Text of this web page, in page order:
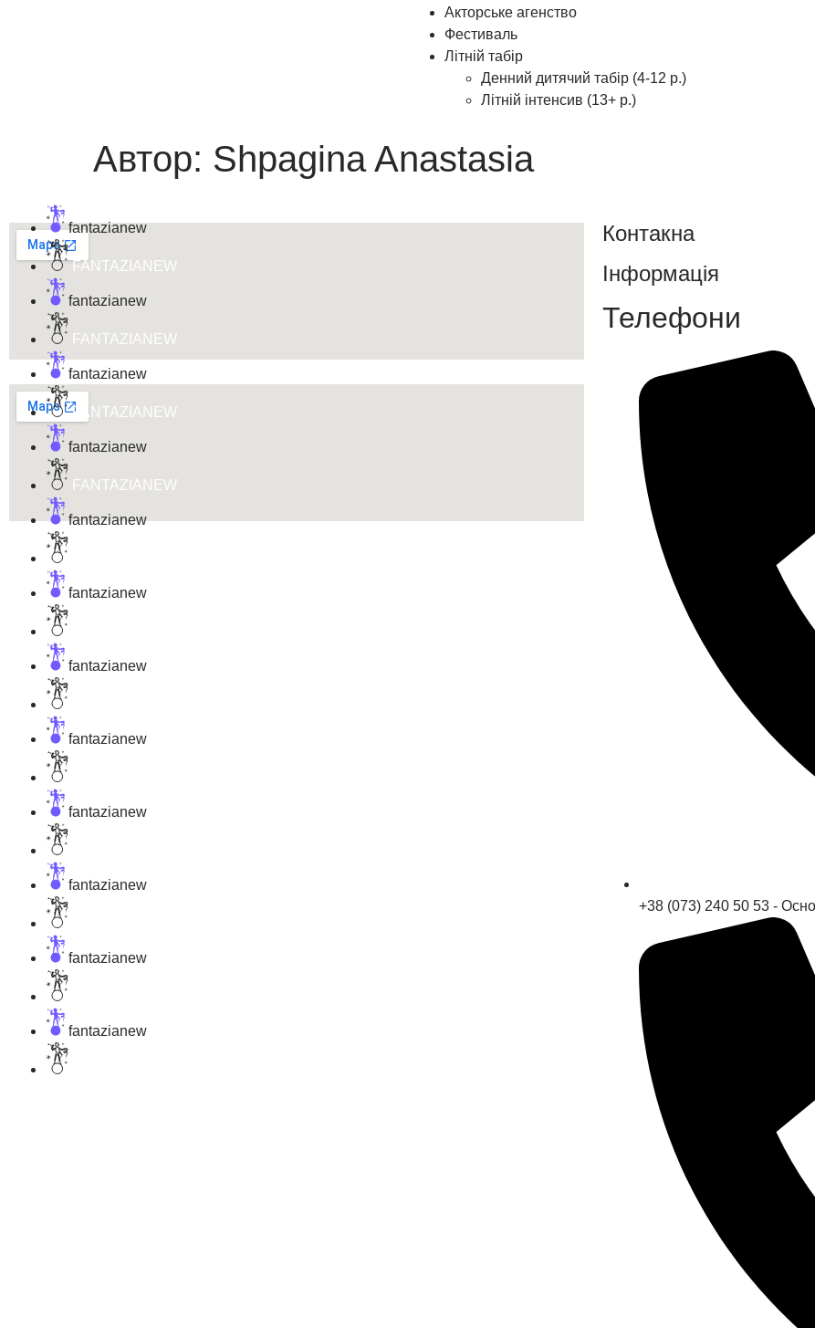
Акторське агенство
Фестиваль
Літній табір
Денний дитячий табір (4-12 р.)
Літній інтенсив (13+ р.)
Автор: Shpagina Anastasia
fantazianew
FANTAZIANEW
fantazianew
FANTAZIANEW
fantazianew
FANTAZIANEW
fantazianew
FANTAZIANEW
fantazianew
fantazianew
fantazianew
fantazianew
fantazianew
fantazianew
fantazianew
fantazianew
Контакна
Інформація
Телефони
+38 (073) 240 50 53 -